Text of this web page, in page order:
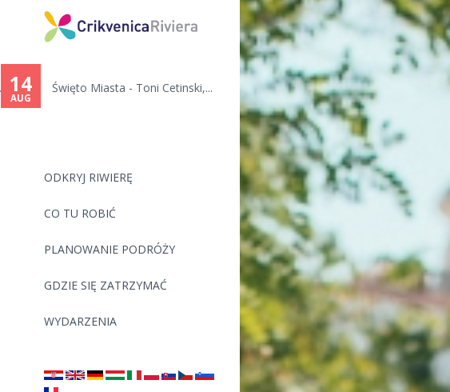
ODKRYJ RIWIERĘ
CO TU ROBIĆ
PLANOWANIE PODRÓŻY
GDZIE SIĘ ZATRZYMAĆ
WYDARZENIA
14
AUG
Święto Miasta - Toni Cetinski,...
VIŠE